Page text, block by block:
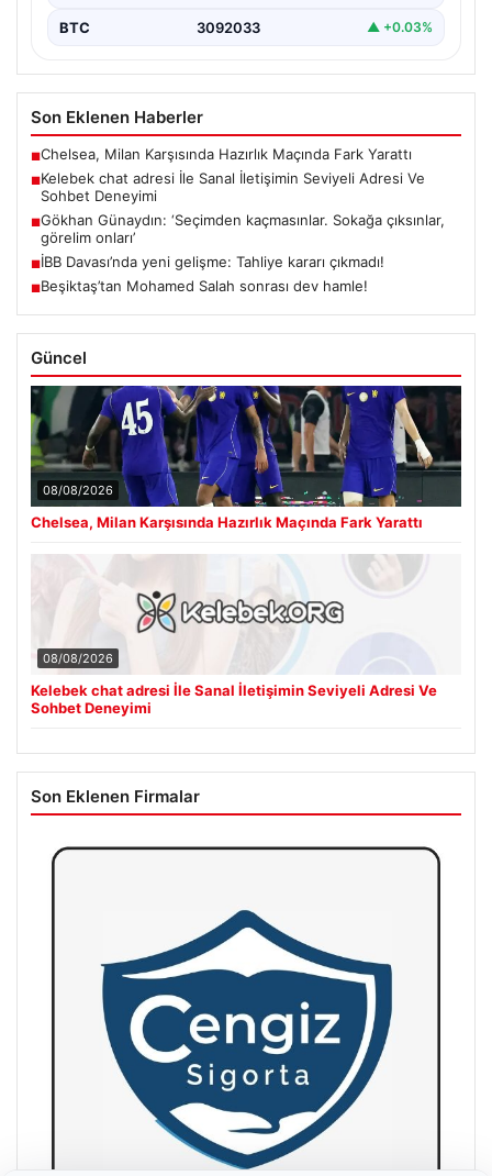
BTC 3092033 ▲ +0.03%
Son Eklenen Haberler
■Chelsea, Milan Karşısında Hazırlık Maçında Fark Yarattı
■Kelebek chat adresi İle Sanal İletişimin Seviyeli Adresi Ve
Sohbet Deneyimi
■Gökhan Günaydın: ‘Seçimden kaçmasınlar. Sokağa çıksınlar,
görelim onları’
■İBB Davası’nda yeni gelişme: Tahliye kararı çıkmadı!
■Beşiktaş’tan Mohamed Salah sonrası dev hamle!
Güncel
08/08/2026
Chelsea, Milan Karşısında Hazırlık Maçında Fark Yarattı
08/08/2026
Kelebek chat adresi İle Sanal İletişimin Seviyeli Adresi Ve
Sohbet Deneyimi
Son Eklenen Firmalar